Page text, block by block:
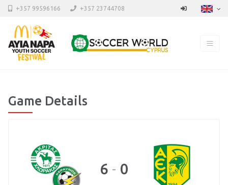
+357 99596166 +357 23744708
Game Details
6 - 0